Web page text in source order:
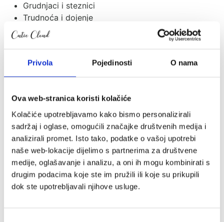
Privola Pojedinosti O nama
Ova web-stranica koristi kolačiće
Kolačiće upotrebljavamo kako bismo personalizirali
sadržaj i oglase, omogućili značajke društvenih medija i
analizirali promet. Isto tako, podatke o vašoj upotrebi
naše web-lokacije dijelimo s partnerima za društvene
medije, oglašavanje i analizu, a oni ih mogu kombinirati s
drugim podacima koje ste im pružili ili koje su prikupili
dok ste upotrebljavali njihove usluge.
Grudnjaci i steznici
Trudnoća i dojenje
Hranilice za bebe
Aparati za hranjenje
Dude
Posuđe i pribor za jelo
Vaga za težinu
Grickalice i žvakalice
Higijena i prematanje
Pelene
Prematalice
Dodatci za prematalice
Kupanje
Kahlice